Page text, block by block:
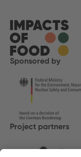
Sponsored by
Project partners